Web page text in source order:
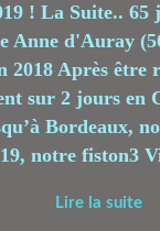
! La Suite.. 65
Anne d'Auray
2018 Après être
sur 2 jours en
Bordeaux,
notre fiston3
Lire la suite